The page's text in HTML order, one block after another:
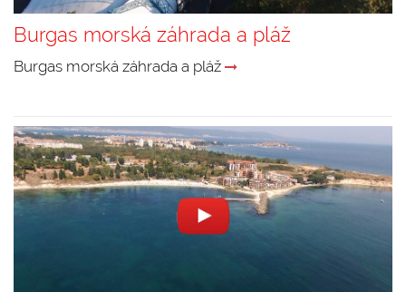
Burgas morská záhrada a pláž
Burgas morská záhrada a pláž